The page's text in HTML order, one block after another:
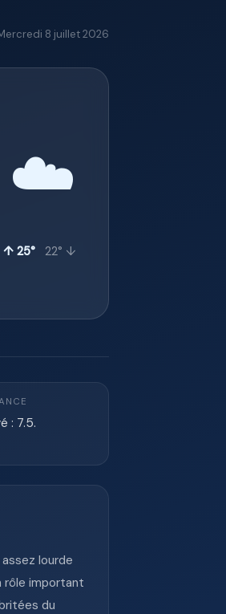
8 juillet 2026
☁️
↑ 25° 22° ↓
: 7.5.
lourde
rôle important
du